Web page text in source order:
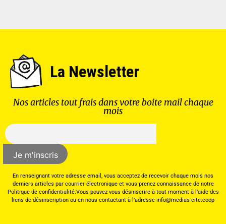
La Newsletter
Nos articles tout frais dans votre boite mail chaque
mois
En renseignant votre adresse email, vous acceptez de recevoir chaque mois nos
derniers articles par courrier électronique et vous prenez connaissance de notre
Politique de confidentialité.Vous pouvez vous désinscrire à tout moment à l’aide des
liens de désinscription ou en nous contactant à l’adresse info@medias-cite.coop